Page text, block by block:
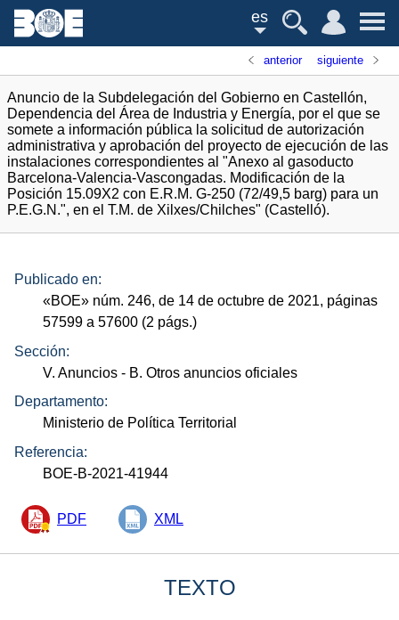
es
anterior siguiente
Anuncio de la Subdelegación del Gobierno en Castellón,
Dependencia del Área de Industria y Energía, por el que se
somete a información pública la solicitud de autorización
administrativa y aprobación del proyecto de ejecución de las
instalaciones correspondientes al "Anexo al gasoducto
Barcelona-Valencia-Vascongadas. Modificación de la
Posición 15.09X2 con E.R.M. G-250 (72/49,5 barg) para un
P.E.G.N.", en el T.M. de Xilxes/Chilches" (Castelló).
Publicado en:
«BOE» núm. 246, de 14 de octubre de 2021, páginas
57599 a 57600 (2 págs.)
Sección:
V. Anuncios - B. Otros anuncios oficiales
Departamento:
Ministerio de Política Territorial
Referencia:
BOE-B-2021-41944
PDF XML
TEXTO